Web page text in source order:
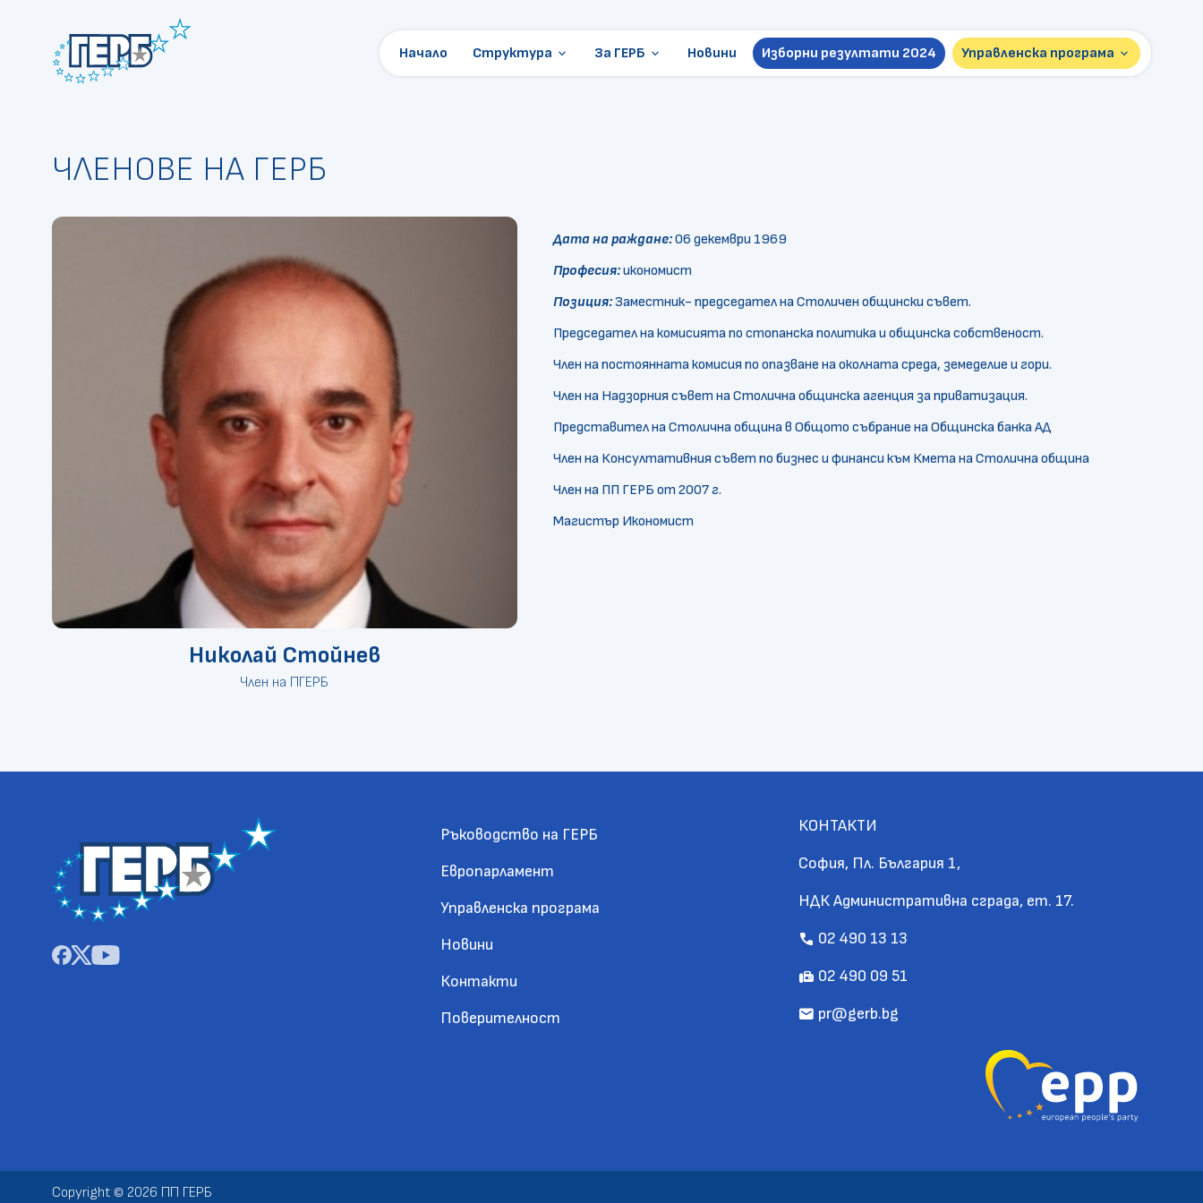
Начало Структура keyboard_arrow_down
Организации
Президентски избори
За ГЕРБ keyboard_arrow_down Новини Изборни резултати 2024 Управленска програма keyboard_arrow_down
ЧЛЕНОВЕ НА ГЕРБ
Николай Стойнев
Член на ПГЕРБ
Дата на раждане:06 декември 1969
Професия:икономист
Позиция:Заместник- председател на Столичен общински съвет.
Председател на комисията по стопанска политика и общинска собственост.
Член на постоянната комисия по опазване на околната среда, земеделие и гори.
Член на Надзорния съвет на Столична общинска агенция за приватизация.
Представител на Столична община в Общото събрание на Общинска банка АД
Член на Консултативния съвет по бизнес и финанси към Кмета на Столична община
Член на ПП ГЕРБ от 2007 г.
Магистър Икономист
Ръководство на ГЕРБ
Европарламент
Управленска програма
Новини
Контакти
Поверителност
КОНТАКТИ
София, Пл. България 1,
НДК Административна сграда, ет. 17.
call 02 490 13 13
fax 02 490 09 51
mail pr@gerb.bg
Copyright © 2026 ПП ГЕРБ